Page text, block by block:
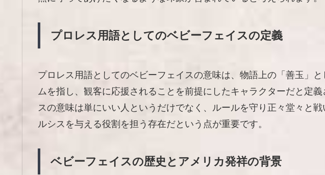
プロレス用語としてのベビーフェイスの定義
プロレス用語としてのベビーフェイスの意味は、物語上の「善玉」
ムを指し、観客に応援されることを前提にしたキャラクターだと定
スの意味は単にいい人というだけでなく、ルールを守り正々堂々と
ルシスを与える役割を担う存在だという点が重要です。
ベビーフェイスの歴史とアメリカ発祥の背景